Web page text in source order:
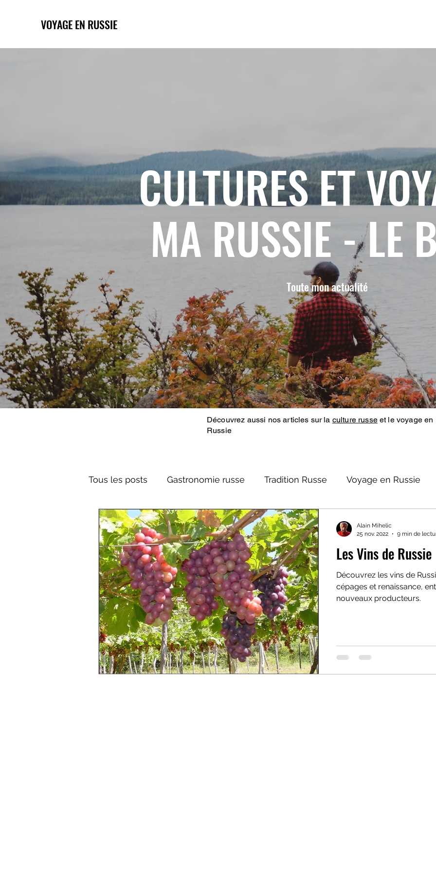
VOYAGE EN RUSSIE
CULTURES ET
MA RUSSIE - LE
Toute mon actualité
Découvrez aussi nos articles sur la culture russeet le voyage en
Russie
Tous les posts Gastronomie russe Tradition Russe Voyage en Russie
Société russe Architecture russe Religions et Mythologies
Culture russe Récits-Fictions Les Vins de Russie
Découvrez les vins de
cépages et renaissance,
nouveaux producteurs.
Alain Mihelic
25 nov. 2022
9 min de